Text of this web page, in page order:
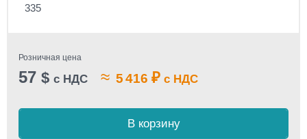
335
Розничная цена
57 $ с НДС ≈ 5 416 ₽ с НДС
В корзину